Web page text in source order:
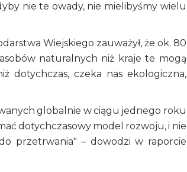
nie te owady, nie mielibyśmy wielu
Wiejskiego zauważył, że ok. 80
naturalnych niż kraje te mogą
dotychczas, czeka nas ekologiczna,
globalnie w ciągu jednego roku
dotychczasowy model rozwoju, i nie
przetrwania" – dowodzi w raporcie